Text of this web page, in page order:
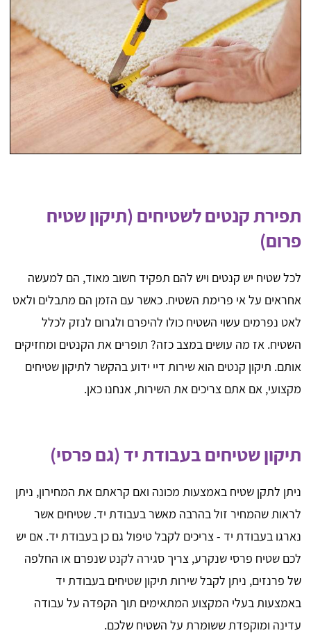
תפירת קנטים לשטיחים (תיקון שטיח
פרום)
לכל שטיח יש קנטים ויש להם תפקיד חשוב מאוד, הם למעשה
אחראים על אי פרימת השטיח. כאשר עם הזמן הם מתבלים ולאט
לאט נפרמים עשוי השטיח כולו להיפרם ולגרום לנזק לכלל
השטיח. אז מה עושים במצב כזה? תופרים את הקנטים ומחזיקים
אותם. תיקון קנטים הוא שירות דיי ידוע בהקשר לתיקון שטיחים
מקצועי, אם אתם צריכים את השירות, אנחנו כאן.
תיקון שטיחים בעבודת יד (גם פרסי)
ניתן לתקן שטיח באמצעות מכונה ואם קראתם את המחירון, ניתן
לראות שהמחיר זול בהרבה מאשר בעבודת יד. שטיחים אשר
נארגו בעבודת יד - צריכים לקבל טיפול גם כן בעבודת יד. אם יש
לכם שטיח פרסי שנקרע, צריך סגירה לקנט שנפרם או החלפה
של פרנזים, ניתן לקבל שירות תיקון שטיחים בעבודת יד
באמצעות בעלי המקצוע המתאימים תוך הקפדה על עבודה
עדינה ומוקפדת ששומרת על השטיח שלכם.